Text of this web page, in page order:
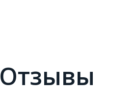
Отзывы